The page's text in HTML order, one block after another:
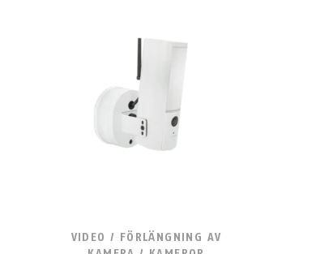
VIDEO / FÖRLÄNGNING AV